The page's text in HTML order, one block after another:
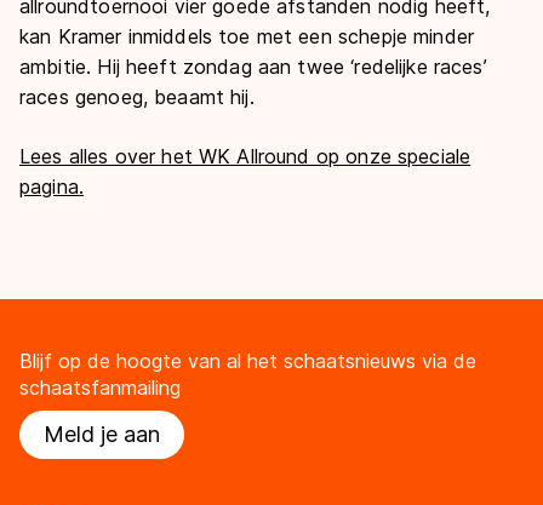
allroundtoernooi vier goede afstanden nodig heeft,
kan Kramer inmiddels toe met een schepje minder
ambitie. Hij heeft zondag aan twee ‘redelijke races’
races genoeg, beaamt hij.
Lees alles over het WK Allround op onze speciale
pagina.
Blijf op de hoogte van al het schaatsnieuws via de
schaatsfanmailing
Meld je aan